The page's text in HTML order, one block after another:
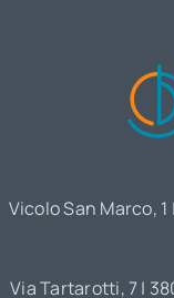
Vicolo San Marco,
Via Tartarotti, 7 |